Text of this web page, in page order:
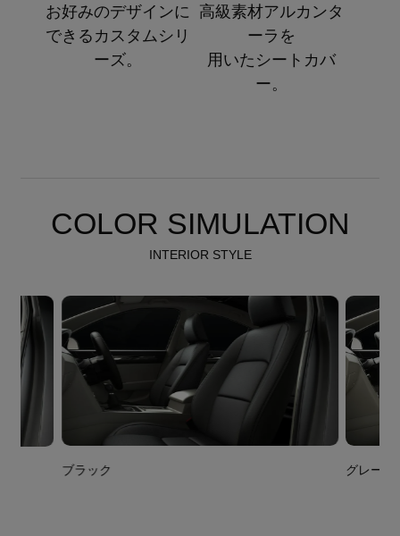
お好みのデザインに
できるカスタムシリ
ーズ。
高級素材アルカンタ
ーラを
用いたシートカバ
ー。
COLOR SIMULATION
INTERIOR STYLE
ブラック グレー